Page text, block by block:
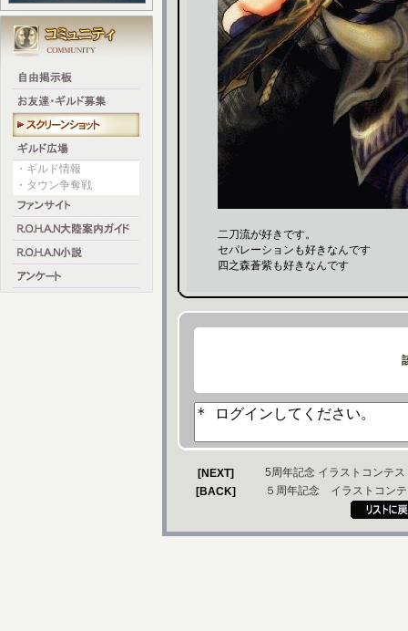
・ギルド情報
・タウン争奪戦
二刀流が好きです。
セパレーションも好きなんです
四之森蒼紫も好きなんです
[NEXT]
5周年記念 イラストコンテス
[BACK]
５周年記念 イラストコン